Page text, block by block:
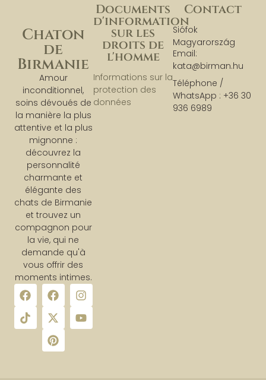
Chaton
de
Birmanie
Amour
inconditionnel,
soins dévoués de
la manière la plus
attentive et la plus
mignonne :
découvrez la
personnalité
charmante et
élégante des
chats de Birmanie
et trouvez un
compagnon pour
la vie, qui ne
demande qu'à
vous offrir des
moments intimes.
Contact
Siófok
Magyarország
Email:
kata@birman.hu
Téléphone /
WhatsApp : +36 30
936 6989
Documents
d'information
sur les
droits de
l'homme
Informations sur la
protection des
données